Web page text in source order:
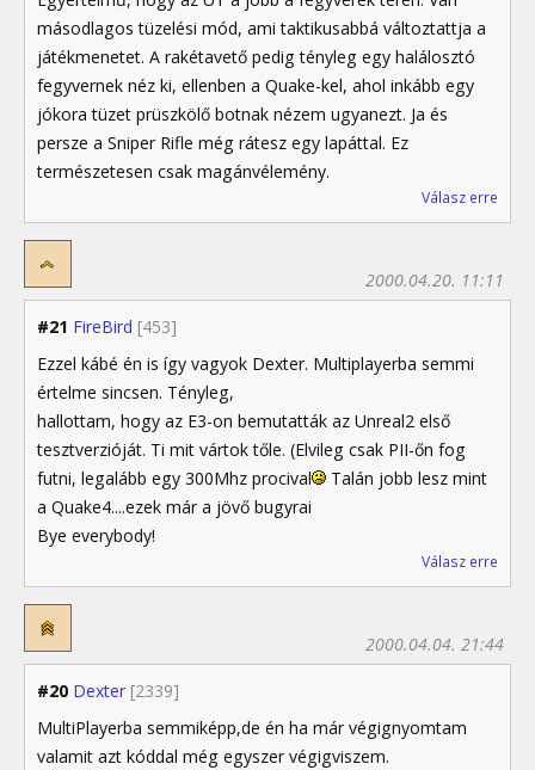
másodlagos tüzelési mód, ami taktikusabbá változtattja a
játékmenetet. A rakétavető pedig tényleg egy halálosztó
fegyvernek néz ki, ellenben a Quake-kel, ahol inkább egy
jókora tüzet prüszkölő botnak nézem ugyanezt. Ja és
persze a Sniper Rifle még rátesz egy lapáttal. Ez
természetesen csak magánvélemény.
Válasz erre
#21 FireBird [453]
2000.04.20. 11:11
Ezzel kábé én is így vagyok Dexter. Multiplayerba semmi
értelme sincsen. Tényleg,
hallottam, hogy az E3-on bemutatták az Unreal2 első
tesztverzióját. Ti mit vártok tőle. (Elvileg csak PII-őn fog
futni, legalább egy 300Mhz procival
Talán jobb lesz mint
a Quake4....ezek már a jövő bugyrai
Bye everybody!
Válasz erre
#20 Dexter [2339]
2000.04.04. 21:44
MultiPlayerba semmiképp,de én ha már végignyomtam
valamit azt kóddal még egyszer végigviszem.